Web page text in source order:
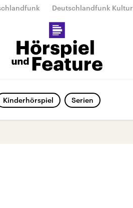
Deutschlandfunk Kultur
Kinderhörspiel Serien